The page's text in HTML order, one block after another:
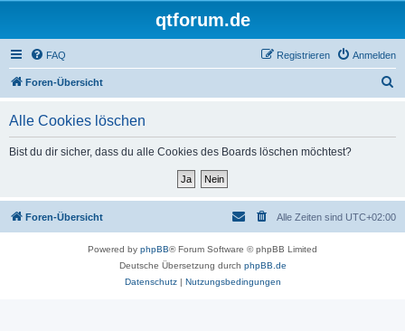
qtforum.de
FAQ Anmelden
Registrieren
Foren-Übersicht
Alle Cookies löschen
Bist du dir sicher, dass du alle Cookies des Boards löschen möchtest?
Foren-Übersicht Alle Zeiten sind UTC+02:00
Powered by phpBB® Forum Software © phpBB Limited
Deutsche Übersetzung durch phpBB.de
Datenschutz| Nutzungsbedingungen